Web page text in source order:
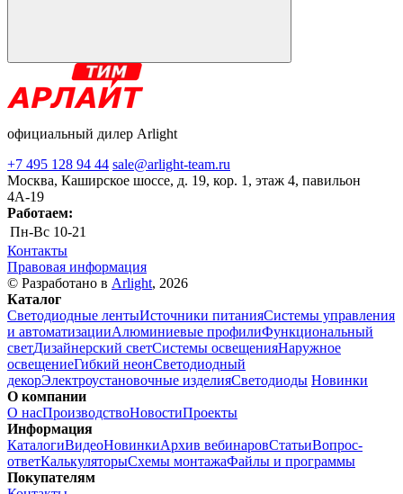
официальный дилер Arlight
+7 495 128 94 44 sale@arlight-team.ru
Москва, Каширское шоссе, д. 19, кор. 1, этаж 4, павильон
4А-19
Работаем:
Пн-Вс 10-21
Контакты
Правовая информация
© Разработано в Arlight, 2026
Каталог
Светодиодные лентыИсточники питанияСистемы управления
и автоматизацииАлюминиевые профилиФункциональный
светДизайнерский светСистемы освещенияНаружное
освещениеГибкий неонСветодиодный
декорЭлектроустановочные изделияСветодиоды Новинки
О компании
О насПроизводствоНовостиПроекты
Информация
КаталогиВидеоНовинкиАрхив вебинаровСтатьиВопрос-
ответКалькуляторыСхемы монтажаФайлы и программы
Покупателям